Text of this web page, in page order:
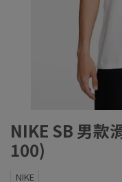
NIKE SB 男款
100)
NIKE